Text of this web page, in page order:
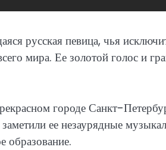
русская певица, чья
мира. Ее золотой голос и
городе Санкт-
ее незаурядные
образование.